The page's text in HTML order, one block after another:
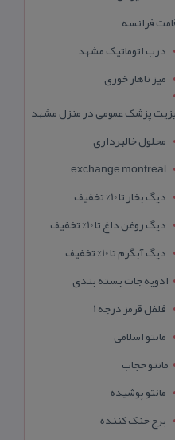
فرانسه
درب اتوماتیک مشهد
میز ناهار خوری
پزشک عمومی در منزل مشهد
محلول خالبرداری
exchange montreal
دیگ بخار تا 10% تخفیف
دیگ روغن داغ تا 10% تخفیف
دیگ آبگرم تا 10% تخفیف
ادویه جات بسته بندی
فلفل قرمز درجه 1
مانتو اسلامی
مانتو حجاب
مانتو پوشیده
برج خنک کننده